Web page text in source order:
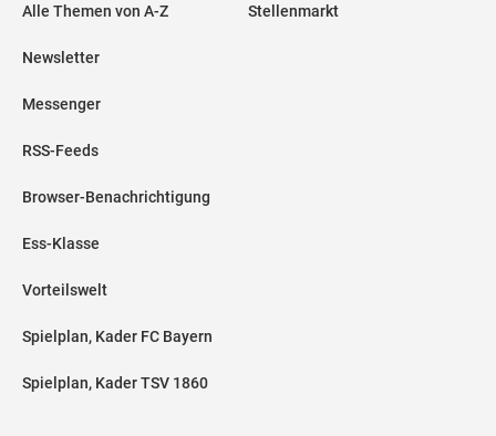
Alle Themen von A-Z
Newsletter
Messenger
RSS-Feeds
Browser-Benachrichtigung
Ess-Klasse
Vorteilswelt
Spielplan, Kader FC Bayern
Spielplan, Kader TSV 1860
Stellenmarkt